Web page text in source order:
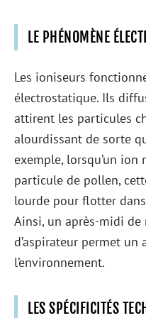
LE PHÉNOMÈNE
Les ioniseurs
électrostatique. Ils
attirent les particules
alourdissant de sorte
exemple, lorsqu’un
particule de pollen,
lourde pour flotter
Ainsi, un après-midi de
d’aspirateur permet un
l’environnement.
LES SPÉCIFICITÉS